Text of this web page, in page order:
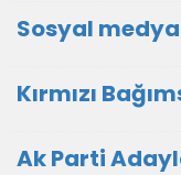
Sosyal
Kırmızı
Ak Parti